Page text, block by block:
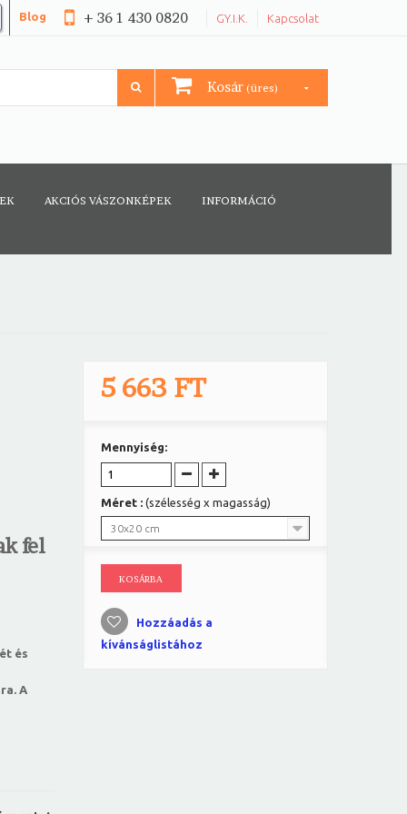
GY.I.K. Kapcsolat
+ 36 1 430 0820
Blog
Kosár (üres)
AKCIÓS VÁSZONKÉPEK INFORMÁCIÓ
fel
és
A
5 663 FT
Mennyiség:
Méret : (szélesség x magasság)
30x20 cm
KOSÁRBA
Hozzáadás a
kívánságlistához